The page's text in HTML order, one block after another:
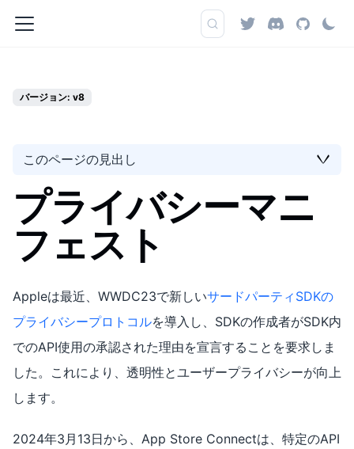
バージョン: v8
このページの見出し
プライバシーマニ
フェスト
Appleは最近、WWDC23で新しいサードパーティSDKの
プライバシープロトコルを導入し、SDKの作成者がSDK内
でのAPI使用の承認された理由を宣言することを要求しま
した。これにより、透明性とユーザープライバシーが向上
します。
2024年3月13日から、App Store Connectは、特定のAPI